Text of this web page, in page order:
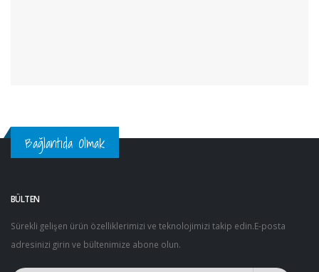
Bağlantıda Olmak
BÜLTEN
Sürekli gelişen ürün özelliklerimizi ve teknolojimizi takip edin.E-posta
adresinizi girin ve bültenimize abone olun.